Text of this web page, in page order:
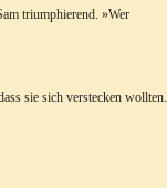
triumphierend. »Wer
sie sich verstecken wollten.